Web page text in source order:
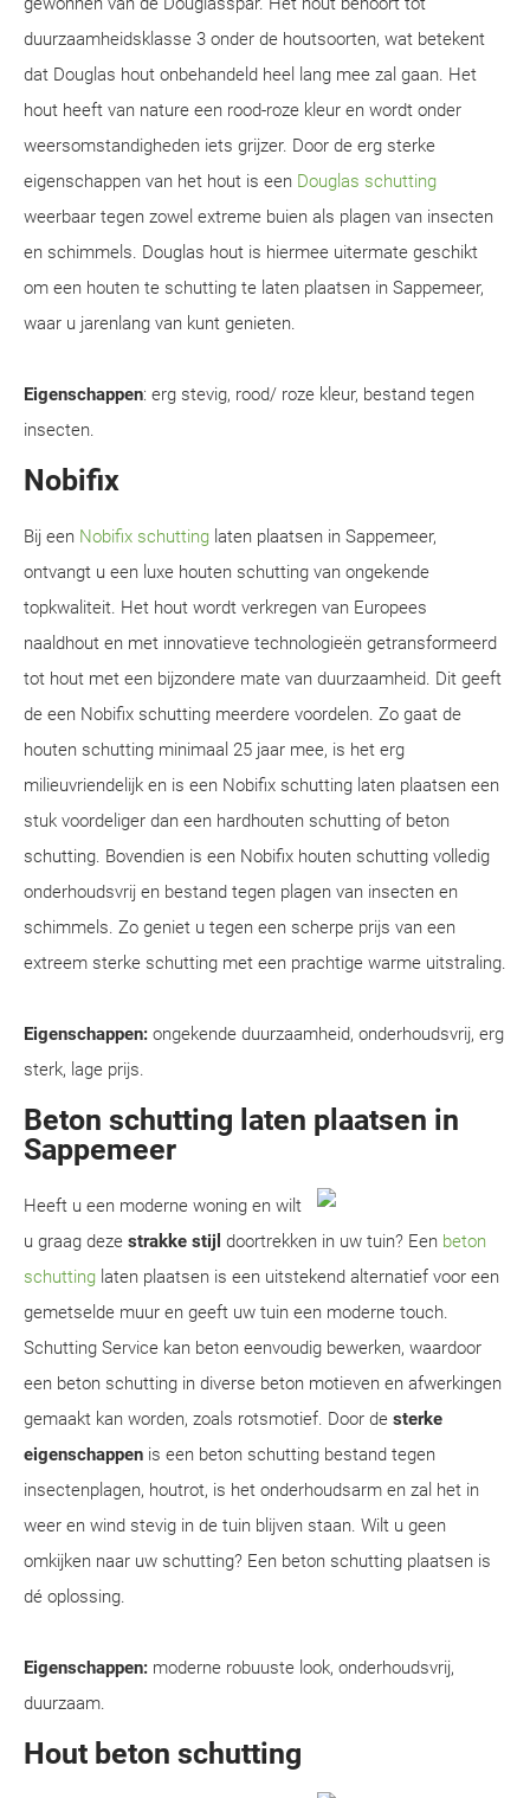
duurzaamheidsklasse 3 onder de houtsoorten, wat betekent
dat Douglas hout onbehandeld heel lang mee zal gaan. Het
hout heeft van nature een rood-roze kleur en wordt onder
weersomstandigheden iets grijzer. Door de erg sterke
eigenschappen van het hout is een Douglas schutting
weerbaar tegen zowel extreme buien als plagen van insecten
en schimmels. Douglas hout is hiermee uitermate geschikt
om een houten te schutting te laten plaatsen in Sappemeer,
waar u jarenlang van kunt genieten.
Eigenschappen: erg stevig, rood/ roze kleur, bestand tegen
insecten.
Nobifix
Bij een Nobifix schutting laten plaatsen in Sappemeer,
ontvangt u een luxe houten schutting van ongekende
topkwaliteit. Het hout wordt verkregen van Europees
naaldhout en met innovatieve technologieën getransformeerd
tot hout met een bijzondere mate van duurzaamheid. Dit geeft
de een Nobifix schutting meerdere voordelen. Zo gaat de
houten schutting minimaal 25 jaar mee, is het erg
milieuvriendelijk en is een Nobifix schutting laten plaatsen een
stuk voordeliger dan een hardhouten schutting of beton
schutting. Bovendien is een Nobifix houten schutting volledig
onderhoudsvrij en bestand tegen plagen van insecten en
schimmels. Zo geniet u tegen een scherpe prijs van een
extreem sterke schutting met een prachtige warme uitstraling.
Eigenschappen: ongekende duurzaamheid, onderhoudsvrij, erg
sterk, lage prijs.
Beton schutting laten plaatsen in
Sappemeer
Heeft u een moderne woning en wilt
u graag deze strakke stijl doortrekken in uw tuin? Een beton
schutting laten plaatsen is een uitstekend alternatief voor een
gemetselde muur en geeft uw tuin een moderne touch.
Schutting Service kan beton eenvoudig bewerken, waardoor
een beton schutting in diverse beton motieven en afwerkingen
gemaakt kan worden, zoals rotsmotief. Door de sterke
eigenschappen is een beton schutting bestand tegen
insectenplagen, houtrot, is het onderhoudsarm en zal het in
weer en wind stevig in de tuin blijven staan. Wilt u geen
omkijken naar uw schutting? Een beton schutting plaatsen is
dé oplossing.
Eigenschappen: moderne robuuste look, onderhoudsvrij,
duurzaam.
Hout beton schutting